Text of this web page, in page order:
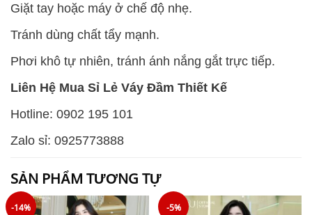
Giặt tay hoặc máy ở chế độ nhẹ.
Tránh dùng chất tẩy mạnh.
Phơi khô tự nhiên, tránh ánh nắng gắt trực tiếp.
Liên Hệ Mua Sỉ Lẻ Váy Đầm Thiết Kế
Hotline: 0902 195 101
Zalo sỉ: 0925773888
SẢN PHẨM TƯƠNG TỰ
-14% -5%